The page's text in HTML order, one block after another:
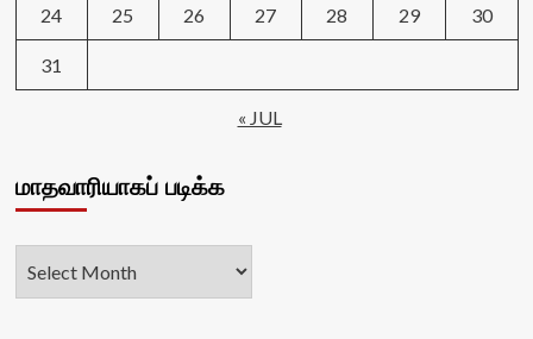
24 25 26 27 28 29 30
31
« JUL
மாதவாரியாகப் படிக்க